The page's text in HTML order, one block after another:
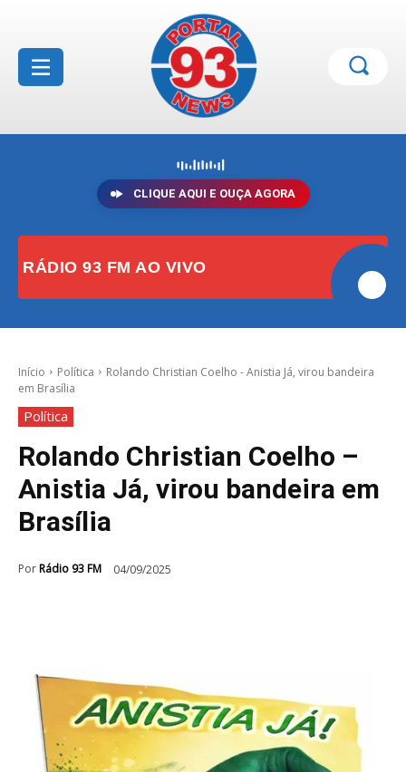
CLIQUE AQUI E OUÇA AGORA
RÁDIO 93 FM AO VIVO
Início Política
Rolando Christian Coelho - Anistia Já, virou bandeira
em Brasília
Política
Rolando Christian Coelho –
Anistia Já, virou bandeira em
Brasília
PorRádio 93 FM 04/09/2025